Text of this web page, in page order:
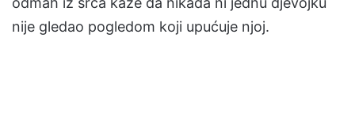
nije gledao pogledom koji upućuje njoj.